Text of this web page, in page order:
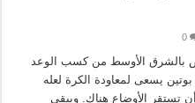
0
بالشرق الأوسط من كسب الوعد
يسعى لمعاودة الكرة لعله
تستقر الأوضاع هناك. ويبقى